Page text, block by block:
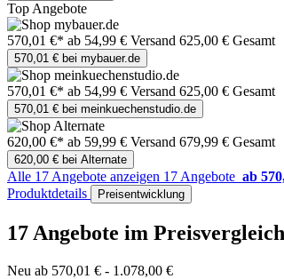
Top Angebote
570,01 €* ab 54,99 € Versand 625,00 € Gesamt
570,01 € bei mybauer.de
570,01 €* ab 54,99 € Versand 625,00 € Gesamt
570,01 € bei meinkuechenstudio.de
620,00 €* ab 59,99 € Versand 679,99 € Gesamt
620,00 € bei Alternate
Alle 17 Angebote anzeigen 17 Angebote ab
Produktdetails
Preisentwicklung
17 Angebote im Preisvergleich
Neu ab 570,01 € - 1.078,00 €